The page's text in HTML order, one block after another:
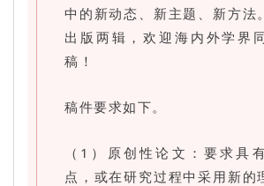
中的新动态、新主题、新方法
出版两辑，欢迎海内外学界
稿！
稿件要求如下。
（1）原创性论文：要求具
点，或在研究过程中采用新的